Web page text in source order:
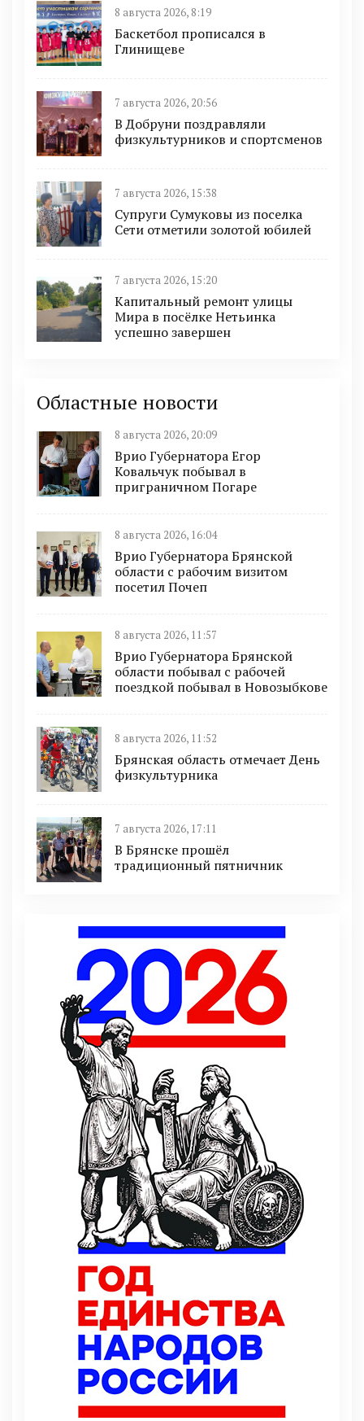
8 августа 2026, 8:19
Баскетбол прописался в
Глинищеве
7 августа 2026, 20:56
В Добруни поздравляли
физкультурников и спортсменов
7 августа 2026, 15:38
Супруги Сумуковы из поселка
Сети отметили золотой юбилей
7 августа 2026, 15:20
Капитальный ремонт улицы
Мира в посёлке Нетьинка
успешно завершен
Областные новости
8 августа 2026, 20:09
Врио Губернатора Егор
Ковальчук побывал в
приграничном Погаре
8 августа 2026, 16:04
Врио Губернатора Брянской
области с рабочим визитом
посетил Почеп
8 августа 2026, 11:57
Врио Губернатора Брянской
области побывал с рабочей
поездкой побывал в Новозыбкове
8 августа 2026, 11:52
Брянская область отмечает День
физкультурника
7 августа 2026, 17:11
В Брянске прошёл
традиционный пятничник